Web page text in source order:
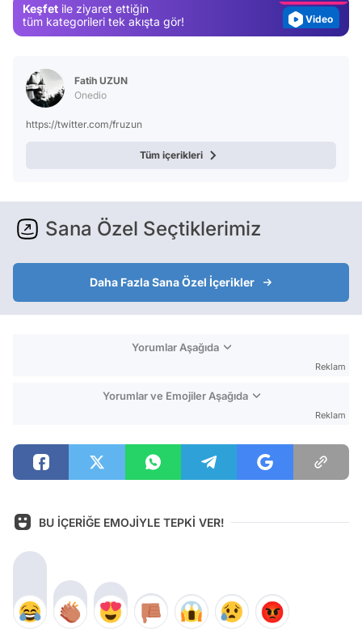
Keşfet ile ziyaret ettiğin
tüm kategorileri tek akışta gör!
Video
Fatih UZUN
Onedio
https://twitter.com/fruzun
Tüm içerikleri
Sana Özel Seçtiklerimiz
Daha Fazla Sana Özel İçerikler
Yorumlar Aşağıda
Reklam
Yorumlar ve Emojiler Aşağıda
Reklam
BU İÇERİĞE EMOJİYLE TEPKİ VER!